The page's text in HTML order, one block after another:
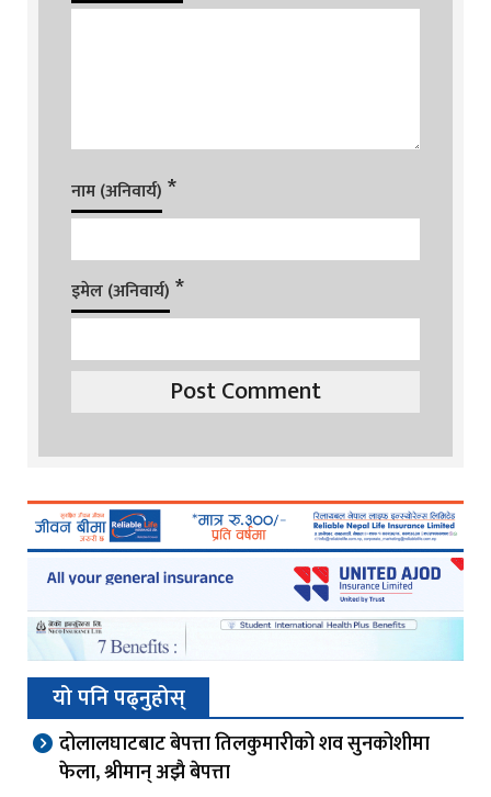
नाम (अनिवार्य) *
इमेल (अनिवार्य) *
यो पनि पढ्नुहोस्
दोलालघाटबाट बेपत्ता तिलकुमारीको शव सुनकोशीमा
फेला, श्रीमान् अझै बेपत्ता